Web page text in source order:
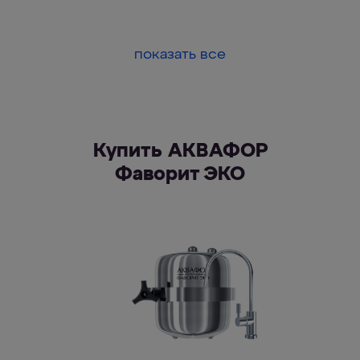
показать все
Купить АКВАФОР
Фаворит ЭКО